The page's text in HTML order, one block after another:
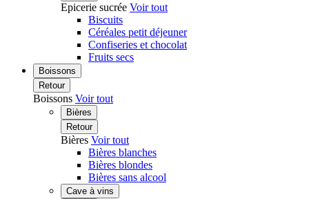
Epicerie sucrée Voir tout
Biscuits
Céréales petit déjeuner
Confiseries et chocolat
Fruits secs
Boissons
Retour
Boissons Voir tout
Bières
Retour
Bières Voir tout
Bières blanches
Bières blondes
Bières sans alcool
Cave à vins